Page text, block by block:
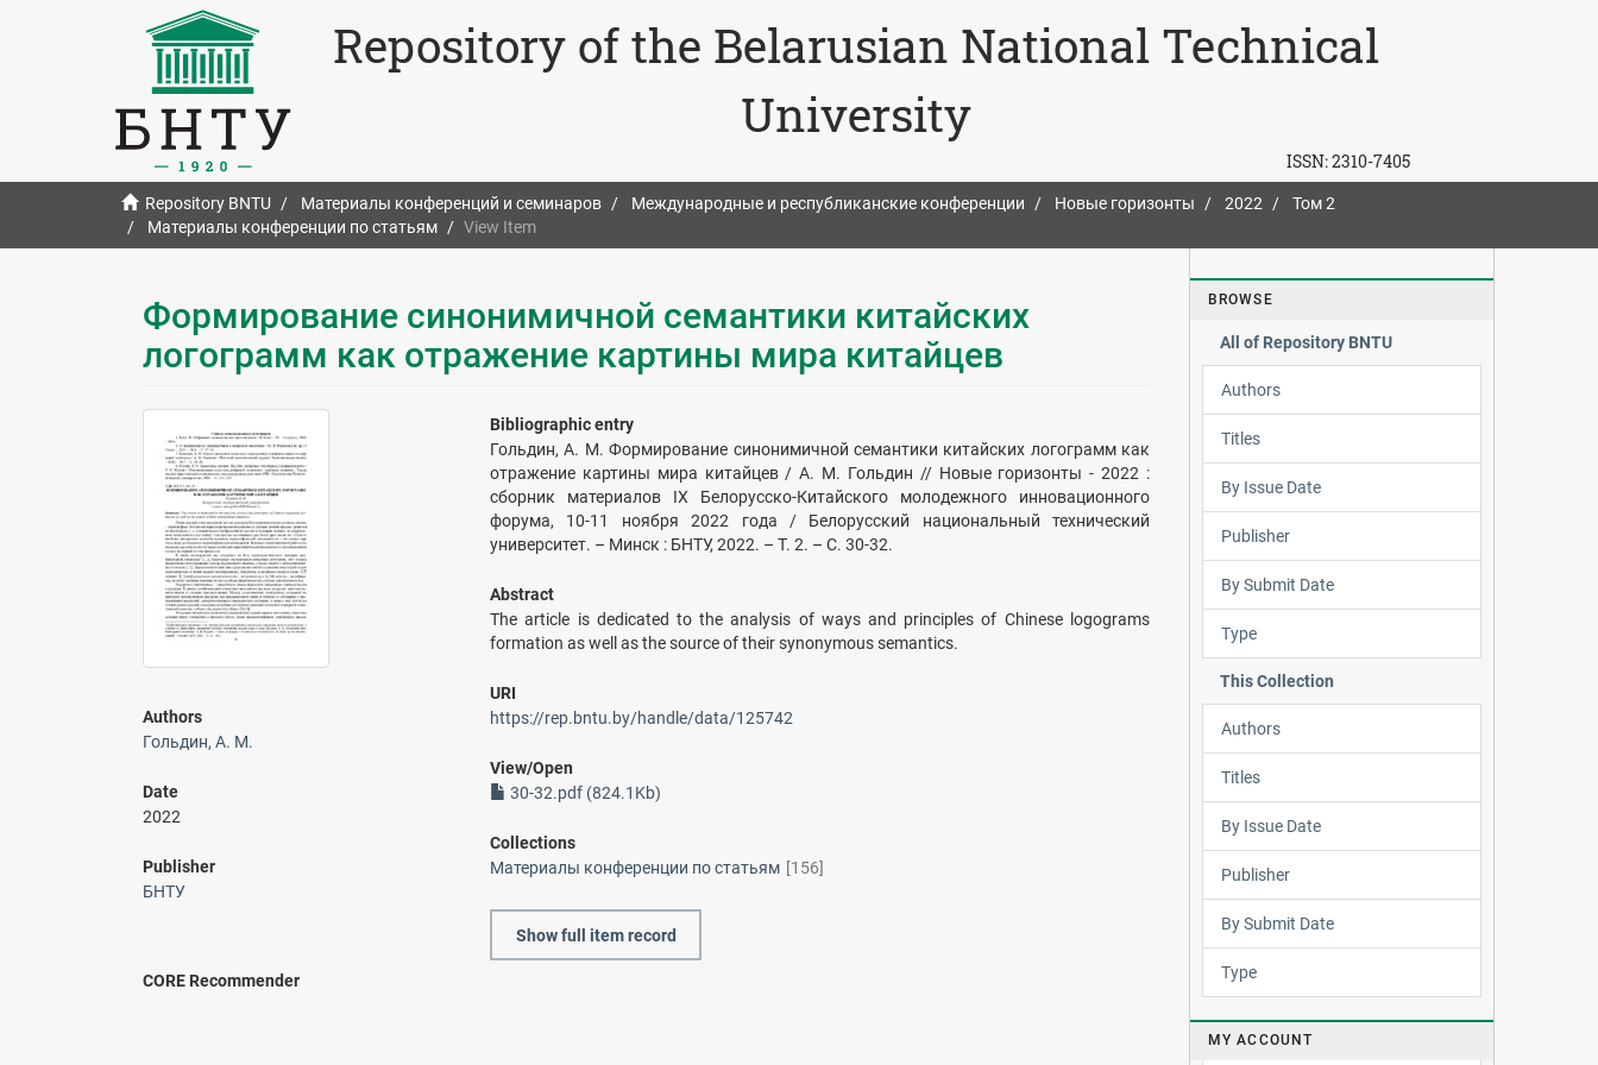
Repository of the Belarusian National Technical
University
ISSN:2310-7405
Repository BNTU Материалы конференций и семинаров Международные и республиканские конференции Новые горизонты 2022
Том 2
Материалы конференции по статьям
View Item
Формирование синонимичной cемантики китайских
логограмм как отражение картины мира китайцев
Authors
Гольдин, А. М.
Date
2022
Publisher
БНТУ
Bibliographic entry
Гольдин, А. М. Формирование синонимичной cемантики китайских логограмм как
отражение картины мира китайцев / А. М. Гольдин // Новые горизонты - 2022 :
сборник материалов IX Белорусско-Китайского молодежного инновационного
форума, 10-11 ноября 2022 года / Белорусский национальный технический
университет. – Минск : БНТУ, 2022. – Т. 2. – С. 30-32.
Abstract
The article is dedicated to the analysis of ways and principles of Chinese logograms
formation as well as the source of their synonymous semantics.
URI
https://rep.bntu.by/handle/data/125742
View/Open
30-32.pdf (824.1Kb)
Collections
Материалы конференции по статьям [156]
Show full item record
CORE Recommender
BROWSE
All of Repository BNTU
Authors
Titles
By Issue Date
Publisher
By Submit Date
Type
This Collection
Authors
Titles
By Issue Date
Publisher
By Submit Date
Type
MY ACCOUNT